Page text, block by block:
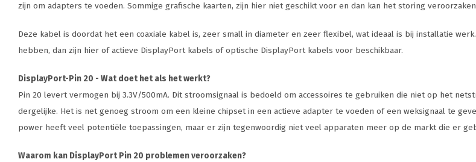
zijn om adapters te voeden. Sommige grafische kaarten, zijn hier niet geschikt voor en dan kan het storing
Deze kabel is doordat het een coaxiale kabel is, zeer small in diameter en zeer flexibel, wat ideaal is bij installatie
hebben, dan zijn hier of actieve DisplayPort kabels of optische DisplayPort kabels voor beschikbaar.
DisplayPort-Pin 20 - Wat doet het als het werkt?
Pin 20 levert vermogen bij 3.3V/500mA. Dit stroomsignaal is bedoeld om accessoires te gebruiken die niet op het
dergelijke. Het is net genoeg stroom om een kleine chipset in een actieve adapter te voeden of een weksignaal te
power heeft veel potentiële toepassingen, maar er zijn tegenwoordig niet veel apparaten meer op de markt die er
Waarom kan DisplayPort Pin 20 problemen veroorzaken?